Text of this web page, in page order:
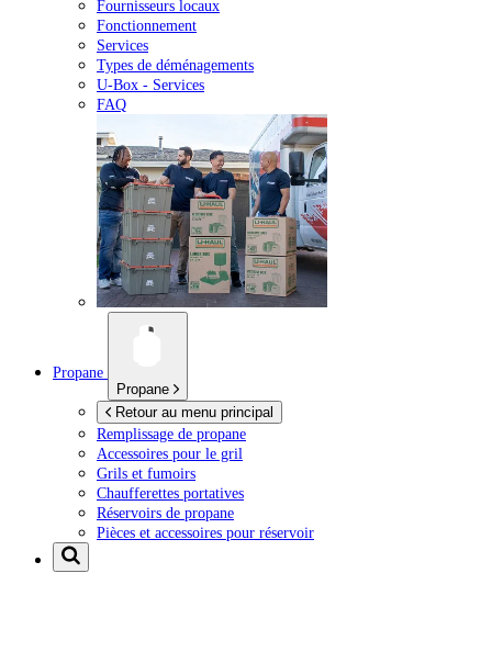
Fournisseurs locaux
Fonctionnement
Services
Types de déménagements
U-Box - Services
FAQ
Propane
Propane
Retour au menu principal
Remplissage de propane
Accessoires pour le gril
Grils et fumoirs
Chaufferettes portatives
Réservoirs de propane
Pièces et accessoires pour réservoir